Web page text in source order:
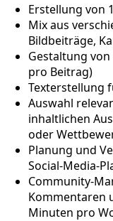
Erstellung von
Mix aus
Bildbeiträge,
Gestaltung
pro Beitrag)
Texterstellung
Auswahl
inhaltlichen
oder
Planung und
Social-Media-
Community-
Kommentaren
Minuten pro